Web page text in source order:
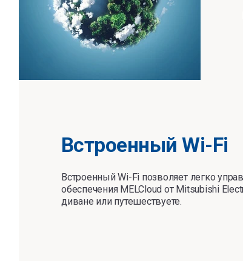
Встроенный Wi-Fi
Встроенный Wi-Fi позволяет легко
обеспечения MELCloud от Mitsubishi
диване или путешествуете.